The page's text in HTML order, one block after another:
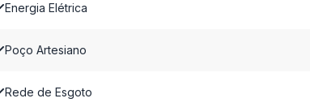
Energia Elétrica
Poço Artesiano
Rede de Esgoto